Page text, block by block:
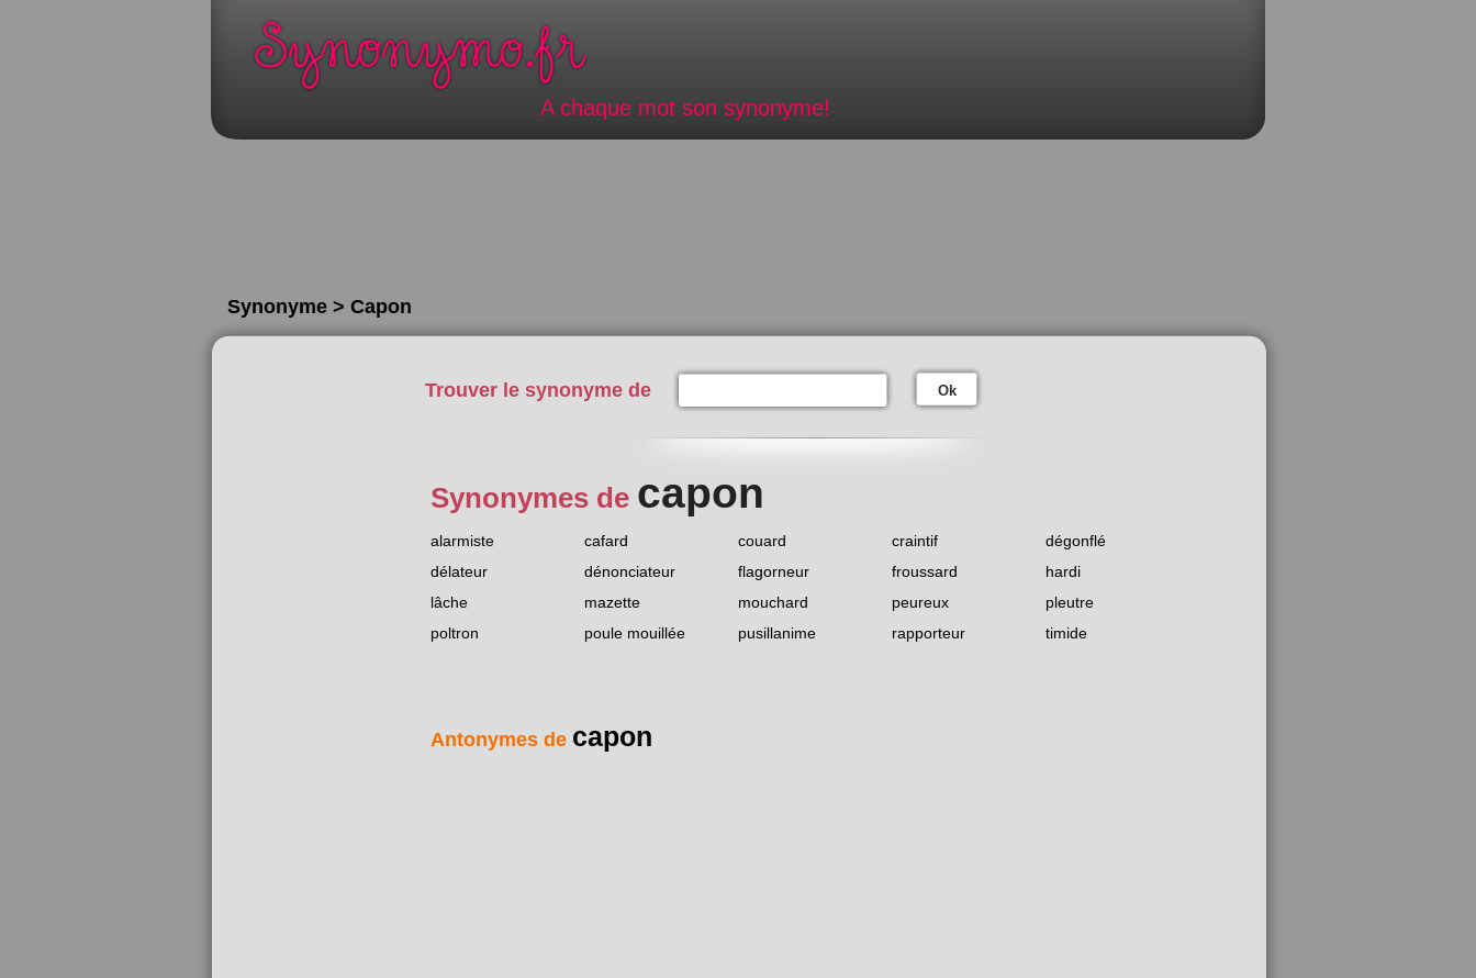
A chaque mot son synonyme!
Synonyme > Capon
Trouver le synonyme de Ok
Synonymes de capon
alarmiste cafard couard craintif
dégonflé
délateur
dénonciateur flagorneur froussard
hardi
lâche
mazette mouchard peureux
pleutre
poltron
poule mouillée pusillanime rapporteur timide
Antonymes de capon